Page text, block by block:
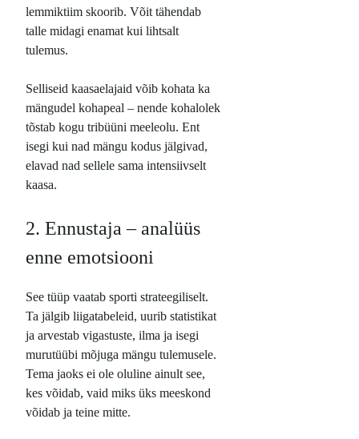
lemmiktiim skoorib. Võit tähendab
talle midagi enamat kui lihtsalt
tulemus.
Selliseid kaasaelajaid võib kohata ka
mängudel kohapeal – nende kohalolek
tõstab kogu tribüüni meeleolu. Ent
isegi kui nad mängu kodus jälgivad,
elavad nad sellele sama intensiivselt
kaasa.
2. Ennustaja – analüüs
enne emotsiooni
See tüüp vaatab sporti strateegiliselt.
Ta jälgib liigatabeleid, uurib statistikat
ja arvestab vigastuste, ilma ja isegi
murutüübi mõjuga mängu tulemusele.
Tema jaoks ei ole oluline ainult see,
kes võidab, vaid miks üks meeskond
võidab ja teine mitte.